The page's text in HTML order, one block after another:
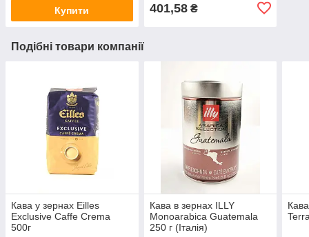
Купити 401,58₴
Подібні товари компанії
Кава у зернах Eilles
Exclusive Caffe Crema
500г
Кава в зернах ILLY
Monoarabica Guatemala
250 г (Італія)